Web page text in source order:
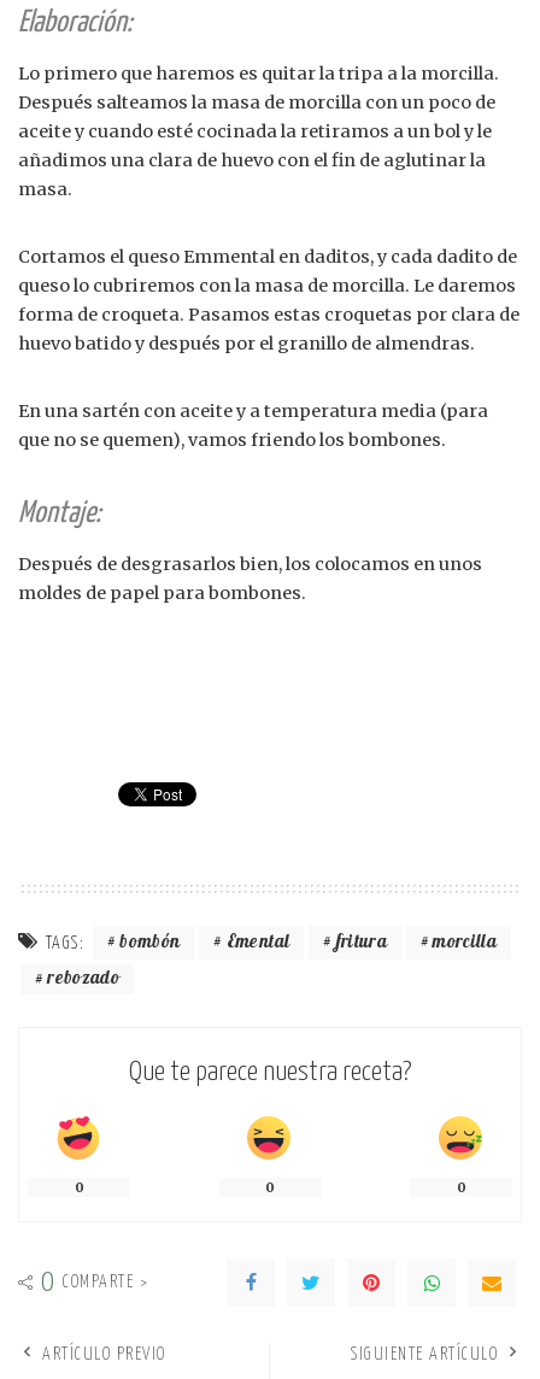
Elaboración:
Lo primero que haremos es quitar la tripa a la morcilla.
Después salteamos la masa de morcilla con un poco de
aceite y cuando esté cocinada la retiramos a un bol y le
añadimos una clara de huevo con el fin de aglutinar la
masa.
Cortamos el queso Emmental en daditos, y cada dadito de
queso lo cubriremos con la masa de morcilla. Le daremos
forma de croqueta. Pasamos estas croquetas por clara de
huevo batido y después por el granillo de almendras.
En una sartén con aceite y a temperatura media (para
que no se quemen), vamos friendo los bombones.
Montaje:
Después de desgrasarlos bien, los colocamos en unos
moldes de papel para bombones.
TAGS: bombón Emental fritura
morcilla
rebozado
Que te parece nuestra receta?
0 0 0
0 COMPARTE >
ARTÍCULO PREVIO SIGUIENTE ARTÍCULO